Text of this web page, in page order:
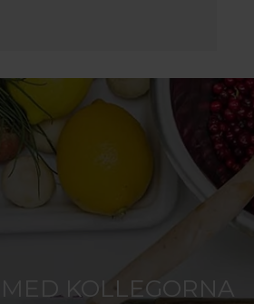
MED KOLLEGORNA